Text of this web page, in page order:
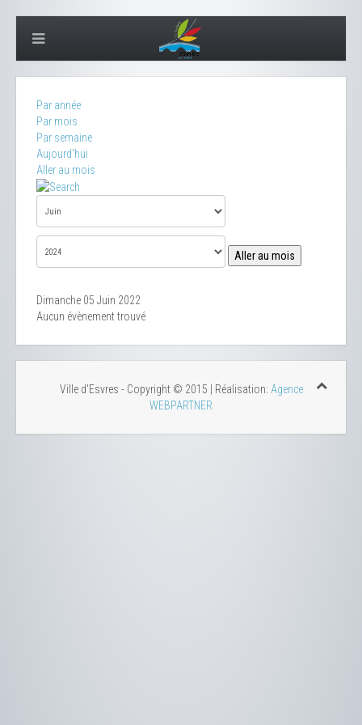
Par année
Par mois
Par semaine
Aujourd'hui
Aller au mois
Aller au mois
Dimanche 05 Juin 2022
Aucun évènement trouvé
Ville d'Esvres - Copyright © 2015 | Réalisation: Agence
WEBPARTNER